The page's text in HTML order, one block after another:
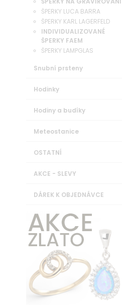
ŠPERKY LUCA BARRA
ŠPERKY KARL LAGERFELD
INDIVIDUALIZOVANÉ
ŠPERKY FAEM
ŠPERKY LAMPGLAS
Snubní prsteny
Hodinky
Hodiny a budíky
Meteostanice
OSTATNÍ
AKCE - SLEVY
DÁREK K OBJEDNÁVCE